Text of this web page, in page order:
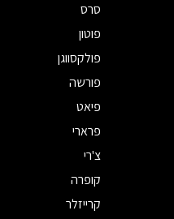
סרס
פוטון
פולקסווגן
פורשה
פיאט
פרארי
צ'רי
קופרה
קרייזלר